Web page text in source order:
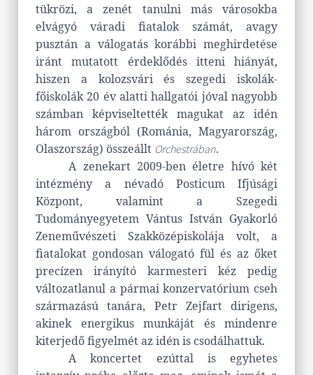
tükrözi, a zenét tanulni más városokba
elvágyó váradi fiatalok számát, avagy
pusztán a válogatás korábbi meghirdetése
iránt mutatott érdeklődés itteni hiányát,
hiszen a kolozsvári és szegedi iskolák-
főiskolák 20 év alatti hallgatói jóval nagyobb
számban képviseltették magukat az idén
három országból (Románia, Magyarország,
Olaszország) összeállt Orchestrában.
A zenekart 2009-ben életre hívó két
intézmény a névadó Posticum Ifjúsági
Központ, valamint a Szegedi
Tudományegyetem Vántus István Gyakorló
Zeneművészeti Szakközépiskolája volt, a
fiatalokat gondosan válogató fül és az őket
precízen irányító karmesteri kéz pedig
változatlanul a pármai konzervatórium cseh
származású tanára, Petr Zejfart dirigens,
akinek energikus munkáját és mindenre
kiterjedő figyelmét az idén is csodálhattuk.
A koncertet ezúttal is egyhetes